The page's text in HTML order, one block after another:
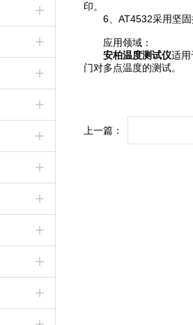
印。
6、AT4532采用坚固抗
应用领域：
安柏温度测试仪适用
门对多点温度的测试。
上一篇：